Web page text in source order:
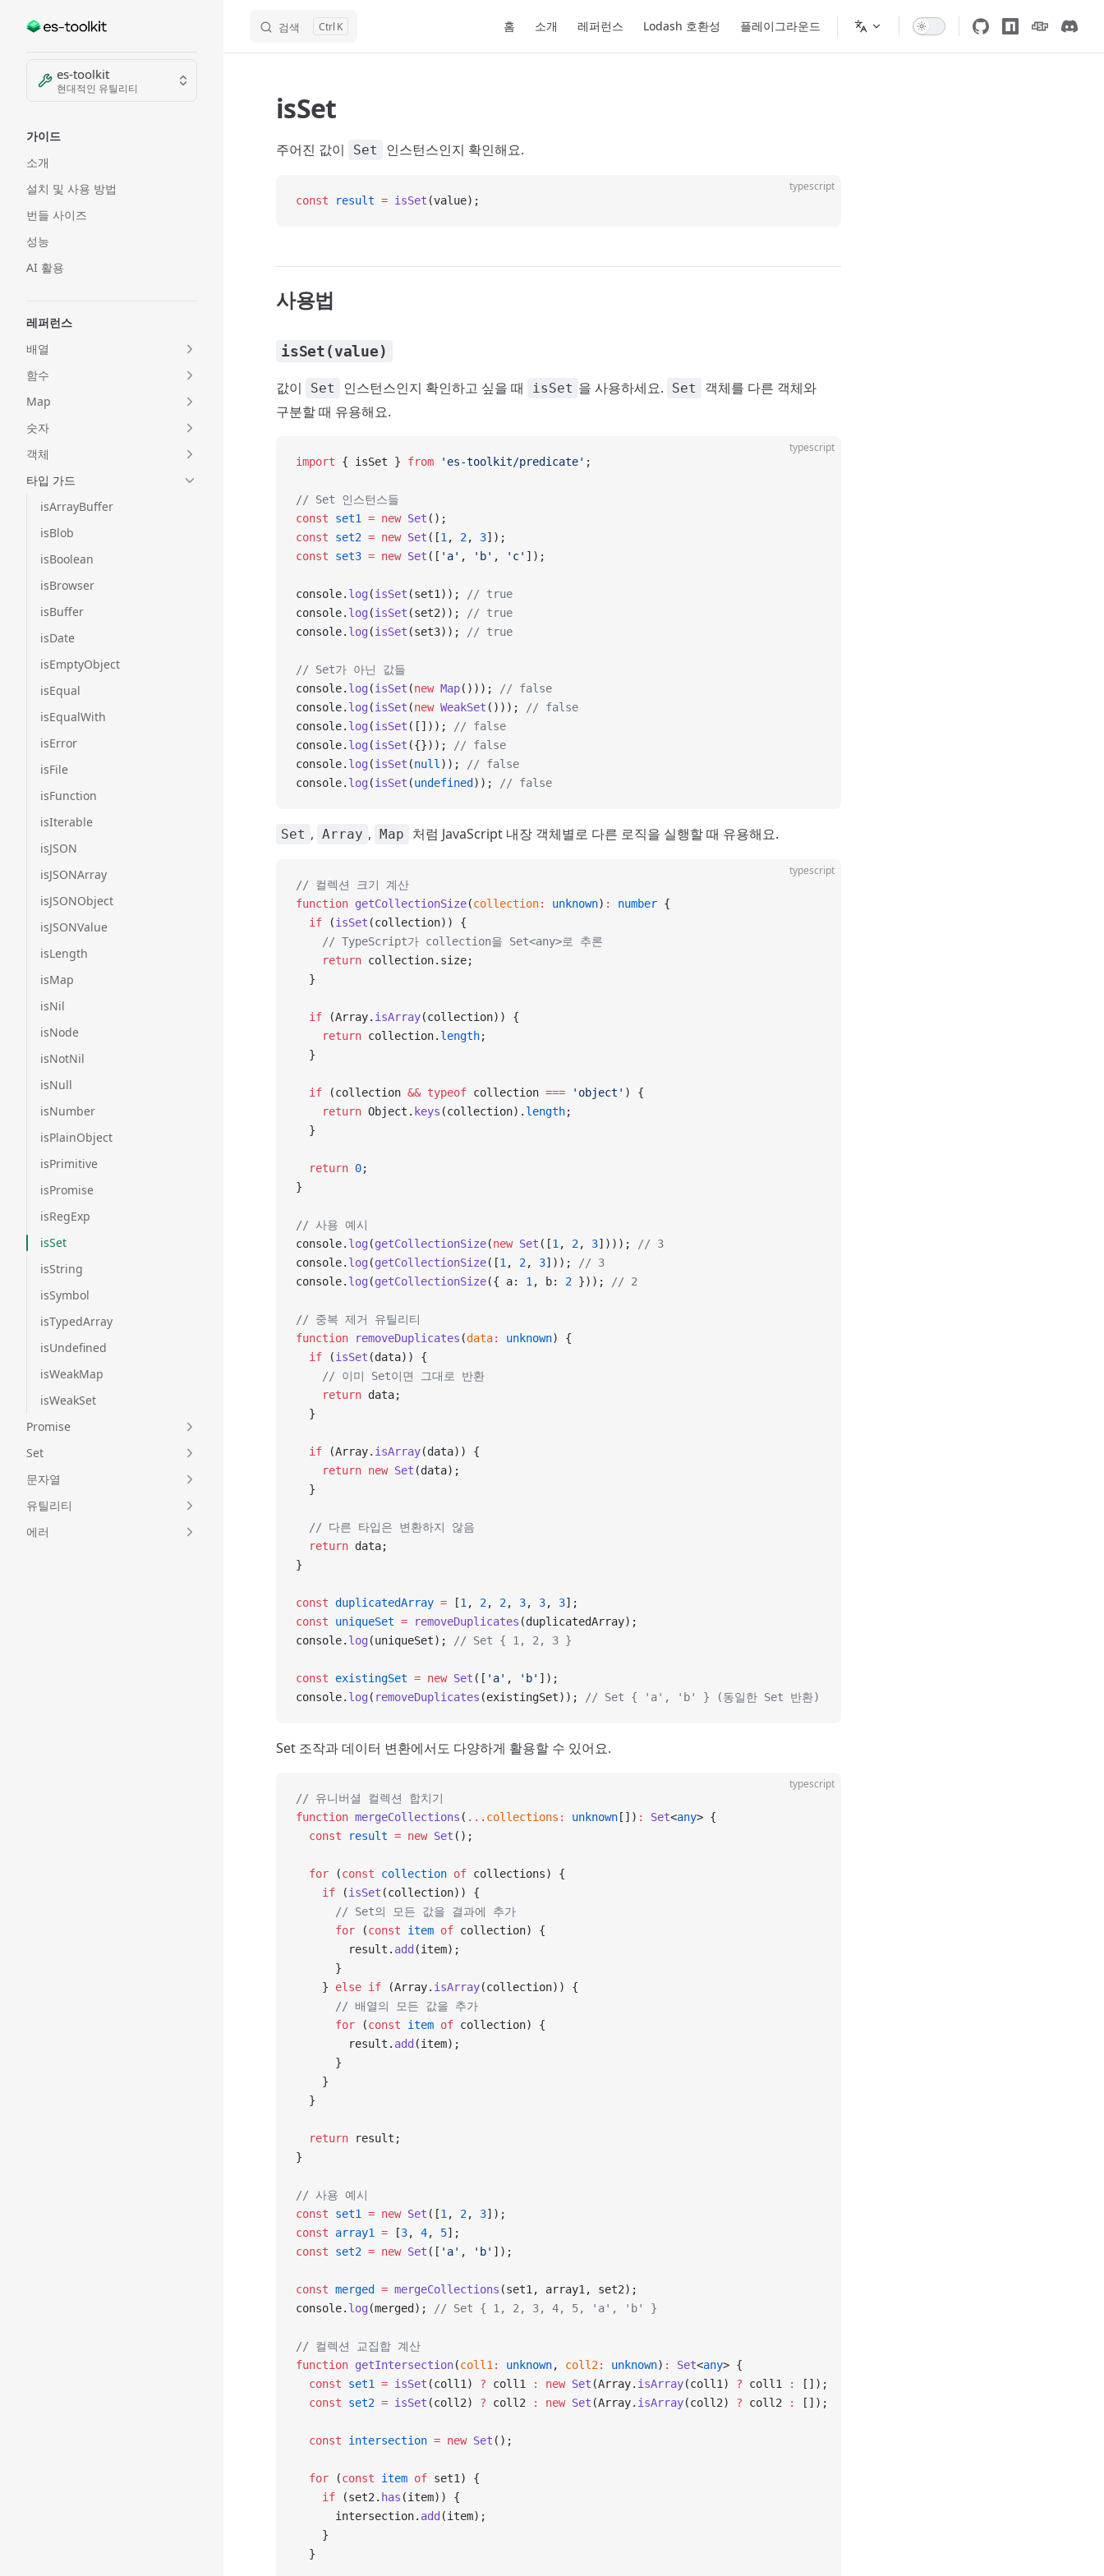
Skip to content 검색 K 홈 소개 레퍼런스 Lodash 호환성 플레이그라운드
Sidebar Navigation
es-toolkit
현대적인 유틸리티
가이드
소개
설치 및 사용 방법
번들 사이즈
성능
AI 활용
레퍼런스
배열
함수
Map
숫자
객체
타입 가드
isArrayBuffer
isBlob
isBoolean
isBrowser
isBuffer
isDate
isEmptyObject
isEqual
isEqualWith
isError
isFile
isFunction
isIterable
isJSON
isJSONArray
isJSONObject
isJSONValue
isLength
isMap
isNil
isNode
isNotNil
isNull
isNumber
isPlainObject
isPrimitive
isPromise
isRegExp
isSet
isString
isSymbol
isTypedArray
isUndefined
isWeakMap
isWeakSet
Promise
Set
문자열
유틸리티
에러
isSet
주어진 값이 Set 인스턴스인지 확인해요.
typescript
const result = isSet (value);
사용법
isSet(value)
값이 Set 인스턴스인지 확인하고 싶을 때 isSet 을 사용하세요. Set
객체를 다른 객체와
구분할 때 유용해요.
typescript
import { isSet } from 'es-toolkit/predicate' ;
// Set 인스턴스들
const set1 = new Set ();
const set2 = new Set ([1 , 2, 3]);
const set3 = new Set ([ 'a' , 'b' , 'c' ]);
console. log (isSet (set1));
// true
console. log (isSet (set2));
// true
console. log (isSet (set3)); // true
// Set가 아닌 값들
console. log (isSet (new Map()));
// false
console. log (isSet (new WeakSet ()));
// false
console. log (isSet ([]));
// false
console. log (isSet ({}));
// false
console. log (isSet (null ));
// false
console. log (isSet (undefined )); // false
Set , Array , Map 처럼 JavaScript 내장 객체별로 다른 로직을 실행할 때 유용해요.
typescript
// 컬렉션 크기 계산
function getCollectionSize(collection: unknown) : number {
  if
(isSet (collection)) {
    // TypeScript가 collection을 Set<any>로 추론
    return
collection.size;
  }
  if
(Array. isArray(collection)) {
    return
collection. length;
  }
  if
(collection && typeof collection === 'object' ) {
    return
Object. keys (collection). length;
  }
  return
0;
}
// 사용 예시
console. log (getCollectionSize(new Set ([1 , 2, 3])));
// 3
console. log (getCollectionSize([1 , 2, 3]));
// 3
console. log (getCollectionSize({ a: 1 , b: 2 })); // 2
// 중복 제거 유틸리티
function removeDuplicates (data: unknown) {
  if
(isSet (data)) {
    // 이미 Set이면 그대로 반환
    return
data;
  }
  if
(Array. isArray(data)) {
    return
new Set (data);
  }
  // 다른 타입은 변환하지 않음
  return
data;
}
const duplicatedArray = [1 , 2, 2, 3, 3, 3];
const uniqueSet = removeDuplicates (duplicatedArray);
console. log (uniqueSet); // Set { 1, 2, 3 }
const existingSet = new Set ([ 'a' , 'b' ]);
console. log ( removeDuplicates (existingSet)); // Set { 'a', 'b' } (동일한 Set 반환)
Set 조작과 데이터 변환에서도 다양하게 활용할 수 있어요.
typescript
// 유니버셜 컬렉션 합치기
function mergeCollections ( ... collections : unknown []) : Set<any> {
  const
result = new Set ();
  for
(const collection of collections) {
    if
(isSet (collection)) {
      // Set의 모든 값을 결과에 추가
      for
(const item of collection) {
        result.
add (item);
      }
    }
else if (Array. isArray(collection)) {
      // 배열의 모든 값을 추가
      for
(const item of collection) {
        result.
add (item);
      }
    }
  }
  return
result;
}
// 사용 예시
const set1 = new Set ([1 , 2, 3]);
const array1 = [3, 4, 5];
const set2 = new Set ([ 'a' , 'b' ]);
const merged = mergeCollections (set1, array1, set2);
console. log (merged); // Set { 1, 2, 3, 4, 5, 'a', 'b' }
// 컬렉션 교집합 계산
function getIntersection(coll1 : unknown, coll2: unknown) : Set<any> {
  const
set1 = isSet (coll1) ? coll1 : new Set (Array. isArray(coll1) ? coll1 :
[]);
  const
set2 = isSet (coll2) ? coll2 : new Set (Array. isArray(coll2) ? coll2 : []);
  const
intersection = new Set ();
  for
(const item of set1) {
    if
(set2. has (item)) {
      intersection.
add (item);
    }
  }